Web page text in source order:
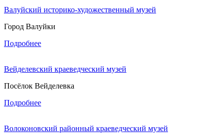
Валуйский историко-художественный музей
Город Валуйки
Подробнее
Вейделевский краеведческий музей
Посёлок Вейделевка
Подробнее
Волоконовский районный краеведческий музей